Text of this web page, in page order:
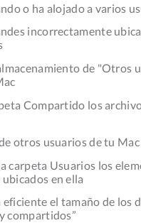
o ha alojado a varios
incorrectamente
de "Otros
Compartido los
otros usuarios de tu Mac
carpeta Usuarios los
en ella
eficiente el tamaño de los
compartidos”